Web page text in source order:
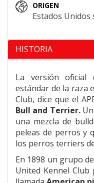
ORIGEN
Estados Unidos
HISTORIA
La versión
estándar de la raza
Club, dice que el
Bull and Terrier.Un
una mezcla de
peleas de perros y
los perros terriers
En 1898 un grupo
United Kennel